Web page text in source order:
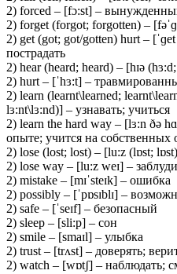
2) forced – [fɔ:st] –
2) forget (forgot; forgotten) –
2) get (got; got/gotten) hurt –
пострадать
2) hear (heard; heard) – [hɪə
2) hurt – [ˈhɜ:t] –
2) learn (learnt\learned;
lɜ:nt\lɜ:nd)] – узнавать; учиться
2) learn the hard way – [lɜ:n ðə
опыте; учится на собственных
2) lose (lost; lost) – [lu:z (lɒst;
2) lose way – [lu:z weɪ] –
2) mistake – [mɪˈsteɪk] – ошибка
2) possibly – [ˈpɒsɪblɪ] –
2) safe – [ˈseɪf] – безопасный
2) sleep – [sli:p] – сон
2) smile – [smaɪl] – улыбка
2) trust – [trʌst] – доверять;
2) watch – [wɒtʃ] – наблюдать;